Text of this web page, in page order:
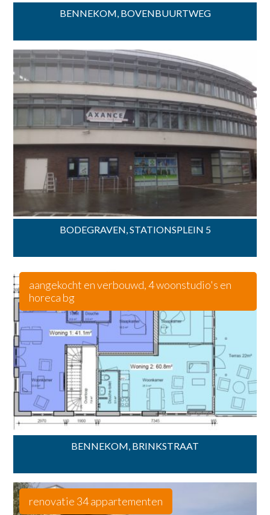
BENNEKOM, BOVENBUURTWEG
BODEGRAVEN, STATIONSPLEIN 5
aangekocht en verbouwd, 4 woonstudio's en
horeca bg
BENNEKOM, BRINKSTRAAT
renovatie 34 appartementen